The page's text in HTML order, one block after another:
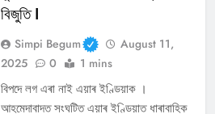
বিজুতি I
Simpi Begum
August 11,
2025
0 1 mins
বিপদে লগ এৰা নাই এয়াৰ ইণ্ডিয়াক ।
আহমেদাবাদত সংঘটিত এয়াৰ ইণ্ডিয়াত ধাৰাবাহিক